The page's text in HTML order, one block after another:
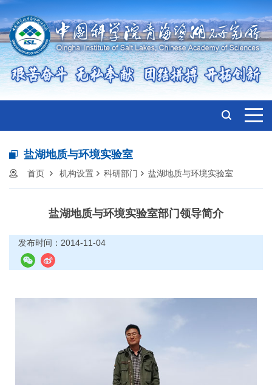
盐湖地质与环境实验室
首页 机构设置 科研部门 盐湖地质与环境实验室
盐湖地质与环境实验室部门领导简介
发布时间：2014-11-04